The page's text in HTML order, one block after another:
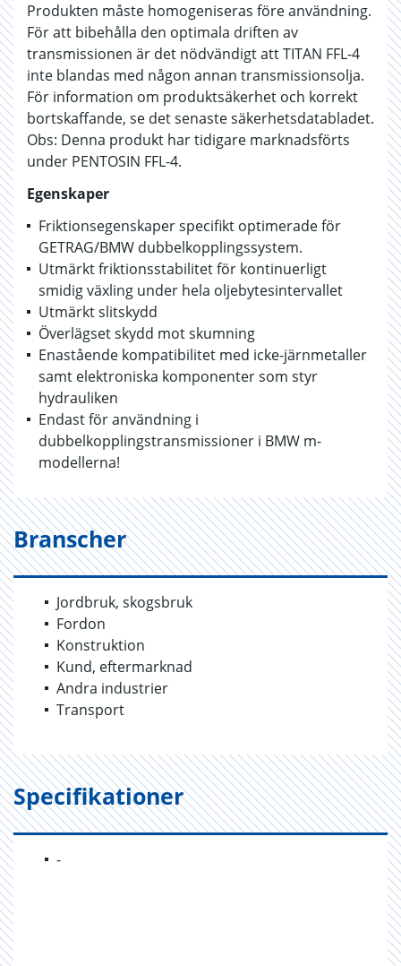
Produkten måste homogeniseras före användning.
För att bibehålla den optimala driften av
transmissionen är det nödvändigt att TITAN FFL-4
inte blandas med någon annan transmissionsolja.
För information om produktsäkerhet och korrekt
bortskaffande, se det senaste säkerhetsdatabladet.
Obs: Denna produkt har tidigare marknadsförts
under PENTOSIN FFL-4.
Egenskaper
Friktionsegenskaper specifikt optimerade för
GETRAG/BMW dubbelkopplingssystem.
Utmärkt friktionsstabilitet för kontinuerligt
smidig växling under hela oljebytesintervallet
Utmärkt slitskydd
Överlägset skydd mot skumning
Enastående kompatibilitet med icke-järnmetaller
samt elektroniska komponenter som styr
hydrauliken
Endast för användning i
dubbelkopplingstransmissioner i BMW m-
modellerna!
Branscher
Jordbruk, skogsbruk
Fordon
Konstruktion
Kund, eftermarknad
Andra industrier
Transport
Specifikationer
-